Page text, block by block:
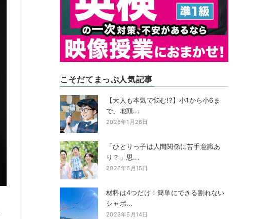
こそだてまっぷ人気記事
【大人も本気で悩む!?】小1から小6ま
で、地頭...
2026年1月26日
「ひとりっ子は人間関係に苦手意識あ
り？」思...
2026年6月15日
材料は4つだけ！簡単にできる割れない
シャボ...
2023年5月14日